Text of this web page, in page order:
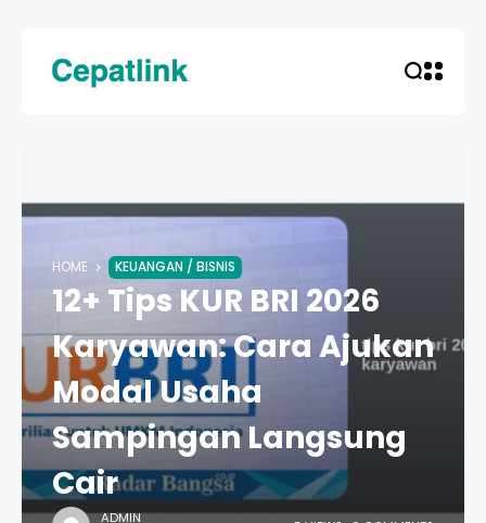
HOME KEUANGAN / BISNIS
12+ Tips KUR BRI 2026
Karyawan: Cara Ajukan
Modal Usaha
Sampingan Langsung
Cair
ADMIN